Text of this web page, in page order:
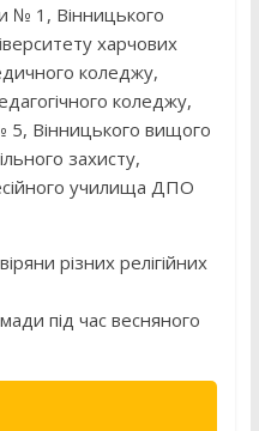
№ 1, Вінницького
харчових
коледжу,
коледжу,
Вінницького вищого
захисту,
училища ДПО
різних релігійних